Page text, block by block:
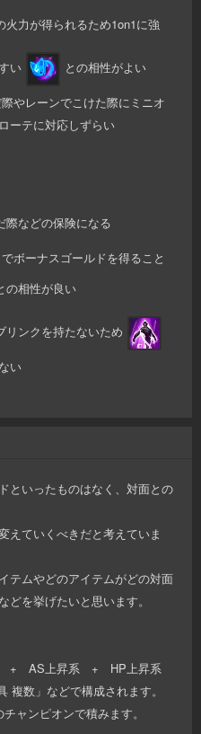
力が得られるため1on1に強
い との相性がよい
ーンでこけた際にミニオ
ーテに対応しずらい
際などの保険になる
ナスゴールドを得ること
の相性が良い
リンクを持たないため
い
といったものはなく、対面との
えていくべきだと考えていま
テムやどのアイテムがどの対面
を挙げたいと思います。
靴 + AS上昇系 + HP上昇系
数」などで構成されます。
ンピオンで積みます。